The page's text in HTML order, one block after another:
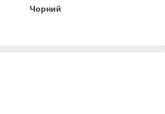
Чорний